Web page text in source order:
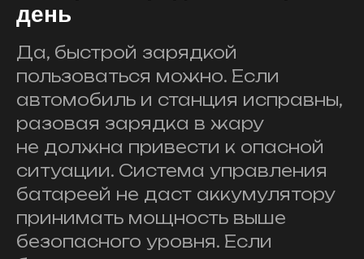
день
Да, быстрой зарядкой
пользоваться можно. Если
автомобиль и станция исправны,
разовая зарядка в жару
не должна привести к опасной
ситуации. Система управления
батареей не даст аккумулятору
принимать мощность выше
безопасного уровня. Если